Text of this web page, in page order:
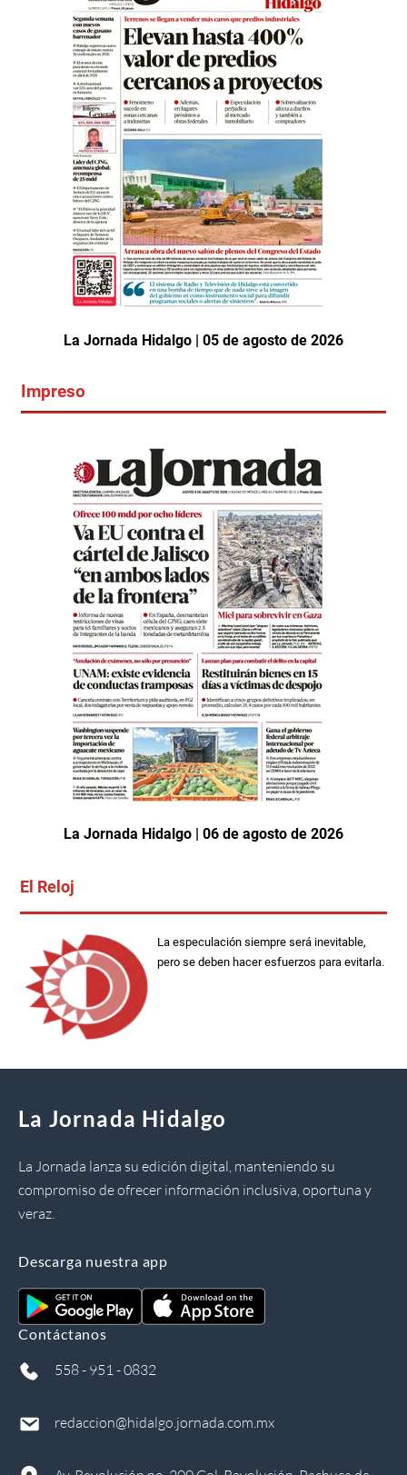
La Jornada Hidalgo | 05 de agosto de 2026
Impreso
La Jornada Hidalgo | 06 de agosto de 2026
El Reloj
La especulación siempre será inevitable,
pero se deben hacer esfuerzos para evitarla.
La Jornada Hidalgo
La Jornada lanza su edición digital, manteniendo su
compromiso de ofrecer información inclusiva, oportuna y
veraz.
Descarga nuestra app
Contáctanos
558 - 951 - 0832
redaccion@hidalgo.jornada.com.mx